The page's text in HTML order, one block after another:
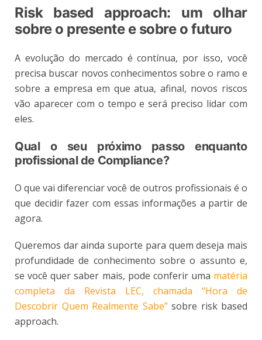
Risk based approach: um olhar
sobre o presente e sobre o futuro
A evolução do mercado é contínua, por isso, você
precisa buscar novos conhecimentos sobre o ramo e
sobre a empresa em que atua, afinal, novos riscos
vão aparecer com o tempo e será preciso lidar com
eles.
Qual o seu próximo passo enquanto
profissional de Compliance?
O que vai diferenciar você de outros profissionais é o
que decidir fazer com essas informações a partir de
agora.
Queremos dar ainda suporte para quem deseja mais
profundidade de conhecimento sobre o assunto e,
se você quer saber mais, pode conferir uma matéria
completa da Revista LEC, chamada “Hora de
Descobrir Quem Realmente Sabe”sobre risk based
approach.